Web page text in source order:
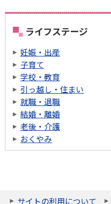
ライフステージ
妊娠・出産
子育て
学校・教育
引っ越し・住まい
就職・退職
結婚・離婚
老後・介護
おくやみ
サイトの利用について